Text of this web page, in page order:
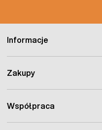
Informacje
Zakupy
Współpraca